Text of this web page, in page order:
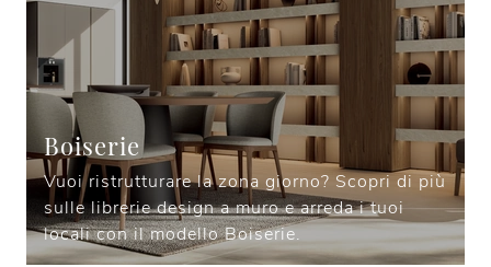
Boiserie
Vuoi ristrutturare la zona giorno? Scopri di più
sulle librerie design a muro e arreda i tuoi
locali con il modello Boiserie.